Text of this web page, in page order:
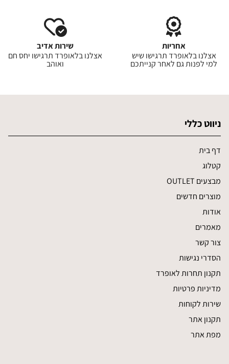
אחריות
אצלנו בלאופרד תרגישו שיש
למי לפנות גם לאחר קנייתכם
שירות אדיב
אצלנו בלאופרד תרגישו יחס חם
ואוהב
ניווט כללי
דף בית
קטלוג
מבצעים OUTLET
מוצרים חדשים
אודות
מאמרים
צור קשר
הסדרי נגישות
תקנון תחרות לאופרד
מדיניות פרטיות
שירות לקוחות
תקנון אתר
מפת אתר